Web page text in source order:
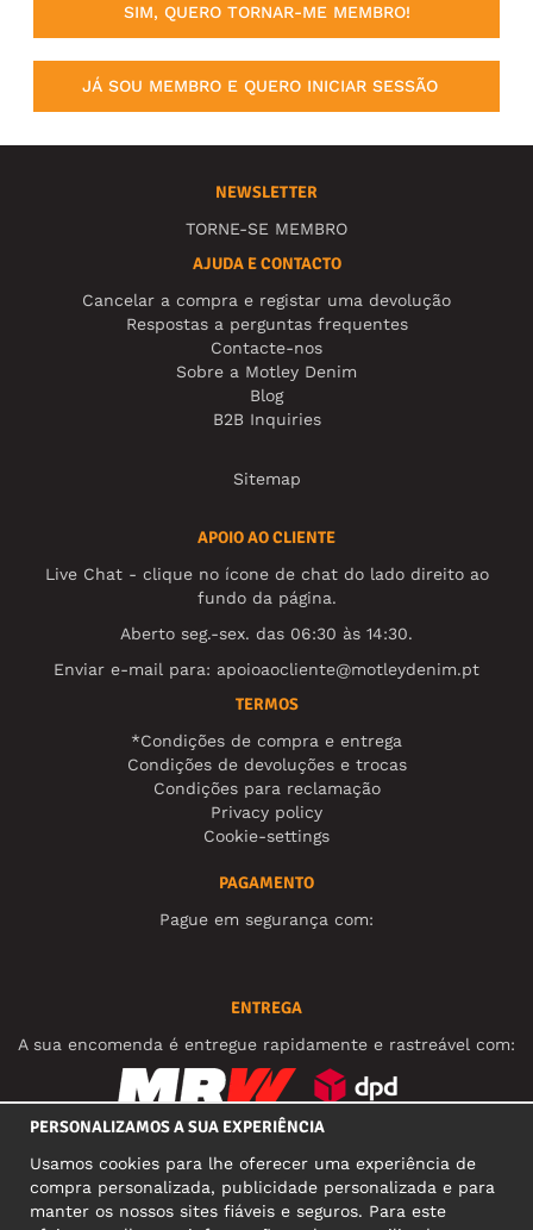
SIM, QUERO TORNAR-ME MEMBRO!
JÁ SOU MEMBRO E QUERO INICIAR SESSÃO
NEWSLETTER
TORNE-SE MEMBRO
AJUDA E CONTACTO
Cancelar a compra e registar uma devolução
Respostas a perguntas frequentes
Contacte-nos
Sobre a Motley Denim
Blog
B2B Inquiries
Sitemap
APOIO AO CLIENTE
Live Chat - clique no ícone de chat do lado direito ao
fundo da página.
Aberto seg.-sex. das 06:30 às 14:30.
Enviar e-mail para: apoioaocliente@motleydenim.pt
TERMOS
*Condições de compra e entrega
Condições de devoluções e trocas
Condições para reclamação
Privacy policy
Cookie-settings
PAGAMENTO
Pague em segurança com:
ENTREGA
A sua encomenda é entregue rapidamente e rastreável com:
PERSONALIZAMOS A SUA EXPERIÊNCIA
Usamos cookies para lhe oferecer uma experiência de
compra personalizada, publicidade personalizada e para
manter os nossos sites fiáveis e seguros. Para este